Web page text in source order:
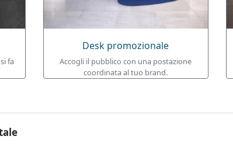
fa
Desk promozionale
Accogli il pubblico con una postazione
coordinata al tuo brand.